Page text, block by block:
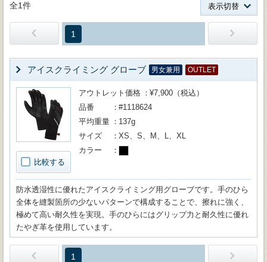
全1件 表示切替
1
アイスクライミング グローブ 男女兼用 OUTLET
比較する
アウトレット価格
¥7,900（税込）
品番
#1118624
平均重量
137g
サイズ
XS、S、M、L、XL
カラー
防水透湿性に優れたアイスクライミング用グローブです。手のひら
全体を縫製箇所の少ないパターンで構成することで、擦れに強く、
極めて高い耐久性を実現。手のひらにはグリップ力と耐久性に優れ
たやぎ革を使用しています。
1